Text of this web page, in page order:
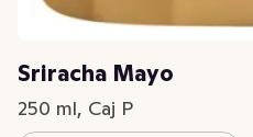
Sriracha Mayo
250 ml, Caj P